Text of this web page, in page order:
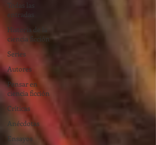
Todas las
entradas
Historia de la
ciencia ficción
Series
Autores
Pensar en
ciencia ficción
Críticas
Anécdotas
Ensayos